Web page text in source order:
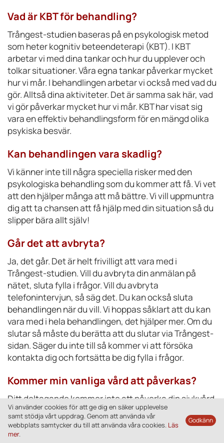
Vi använder cookies för att ge dig en säker upplevelse
samt stödja vårt uppdrag. Genom att använda vår
webbplats samtycker du till att använda våra cookies. Läs
mer.
Vad är KBT för behandling?
Trångest-studien baseras på en psykologisk metod
som heter kognitiv beteendeterapi (KBT). I KBT
arbetar vi med dina tankar och hur du upplever och
tolkar situationer. Våra egna tankar påverkar mycket
hur vi mår. I behandlingen arbetar vi också med vad du
gör. Alltså dina aktiviteter. Det är samma sak här, vad
vi gör påverkar mycket hur vi mår. KBT har visat sig
vara en effektiv behandlingsform för en mängd olika
psykiska besvär.
Kan behandlingen vara skadlig?
Vi känner inte till några speciella risker med den
psykologiska behandling som du kommer att få. Vi vet
att den hjälper många att må bättre. Vi vill uppmuntra
dig att ta chansen att få hjälp med din situation så du
slipper bära allt själv!
Går det att avbryta?
Ja, det går. Det är helt frivilligt att vara med i
Trångest-studien. Vill du avbryta din anmälan på
nätet, sluta fylla i frågor. Vill du avbryta
telefonintervjun, så säg det. Du kan också sluta
behandlingen när du vill. Vi hoppas såklart att du kan
vara med i hela behandlingen, det hjälper mer. Om du
slutar så måste du berätta att du slutar via Trångest-
sidan. Säger du inte till så kommer vi att försöka
kontakta dig och fortsätta be dig fylla i frågor.
Kommer min vanliga vård att påverkas?
Ditt deltagande kommer inte att påverka din sjukvård.
Under tiden som ditt deltagande i
forskningsprojektet pågår kan dina kontakter med
sjukvården flyta på som vanligt och du är fri att söka